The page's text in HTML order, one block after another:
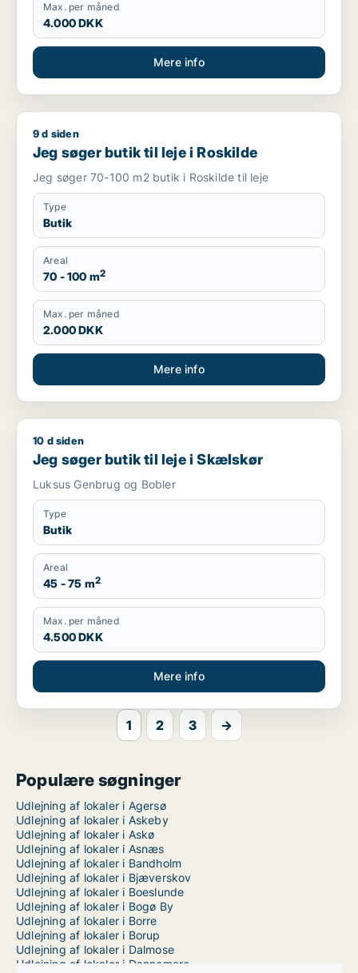
Max. per måned
4.000 DKK
Mere info
Jeg søger butik til leje i Roskilde
9 d siden
Jeg søger butik til leje i Roskilde
Jeg søger 70-100 m2 butik i Roskilde til leje
Type
Butik
Areal
70 - 100 m2
Max. per måned
2.000 DKK
Mere info
Jeg søger butik til leje i Skælskør
10 d siden
Jeg søger butik til leje i Skælskør
Luksus Genbrug og Bobler
Type
Butik
Areal
45 - 75 m2
Max. per måned
4.500 DKK
Mere info
1 2 3 →
Populære søgninger
Udlejning af lokaler i Agersø
Udlejning af lokaler i Askeby
Udlejning af lokaler i Askø
Udlejning af lokaler i Asnæs
Udlejning af lokaler i Bandholm
Udlejning af lokaler i Bjæverskov
Udlejning af lokaler i Boeslunde
Udlejning af lokaler i Bogø By
Udlejning af lokaler i Borre
Udlejning af lokaler i Borup
Udlejning af lokaler i Dalmose
Udlejning af lokaler i Dannemare